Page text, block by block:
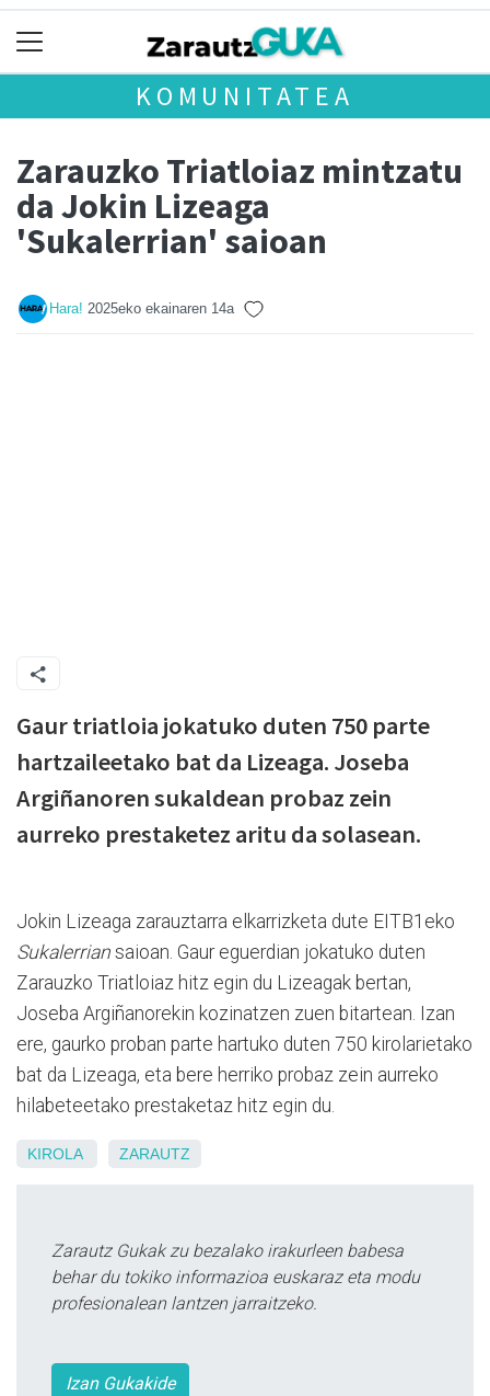
KOMUNITATEA
Zarauzko Triatloiaz mintzatu
da Jokin Lizeaga
'Sukalerrian' saioan
Hara! 2025eko ekainaren 14a
Gaur triatloia jokatuko duten 750 parte
hartzaileetako bat da Lizeaga. Joseba
Argiñanoren sukaldean probaz zein
aurreko prestaketez aritu da solasean.
Jokin Lizeaga zarauztarra elkarrizketa dute EITB1eko
Sukalerrian saioan. Gaur eguerdian jokatuko duten
Zarauzko Triatloiaz hitz egin du Lizeagak bertan,
Joseba Argiñanorekin kozinatzen zuen bitartean. Izan
ere, gaurko proban parte hartuko duten 750 kirolarietako
bat da Lizeaga, eta bere herriko probaz zein aurreko
hilabeteetako prestaketaz hitz egin du.
KIROLA ZARAUTZ
Zarautz Gukak zu bezalako irakurleen babesa
behar du tokiko informazioa euskaraz eta modu
profesionalean lantzen jarraitzeko.
Izan Gukakide